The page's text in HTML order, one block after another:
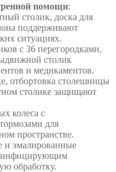
помощи:
столик, доска для
поддерживают
ситуациях.
с 36 перегородками,
столик
и медикаментов.
отбортовка столешницы
столике защищают
колеса с
для
пространстве.
и эмалированные
обработку.